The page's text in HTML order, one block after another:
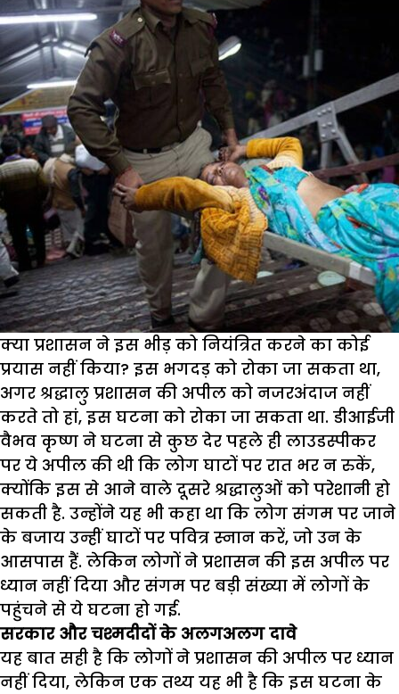
क्या प्रशासन ने इस भीड़ को नियंत्रित करने का कोई
प्रयास नहीं किया? इस भगदड़ को रोका जा सकता था,
अगर श्रद्धालु प्रशासन की अपील को नजरअंदाज नहीं
करते तो हां, इस घटना को रोका जा सकता था. डीआईजी
वैभव कृष्ण ने घटना से कुछ देर पहले ही लाउडस्पीकर
पर ये अपील की थी कि लोग घाटों पर रात भर न रुकें,
क्योंकि इस से आने वाले दूसरे श्रद्धालुओं को परेशानी हो
सकती है. उन्होंने यह भी कहा था कि लोग संगम पर जाने
के बजाय उन्हीं घाटों पर पवित्र स्नान करें, जो उन के
आसपास हैं. लेकिन लोगों ने प्रशासन की इस अपील पर
ध्यान नहीं दिया और संगम पर बड़ी संख्या में लोगों के
पहुंचने से ये घटना हो गई.
सरकार और चश्मदीदों के अलगअलग दावे
यह बात सही है कि लोगों ने प्रशासन की अपील पर ध्यान
नहीं दिया, लेकिन एक तथ्य यह भी है कि इस घटना के